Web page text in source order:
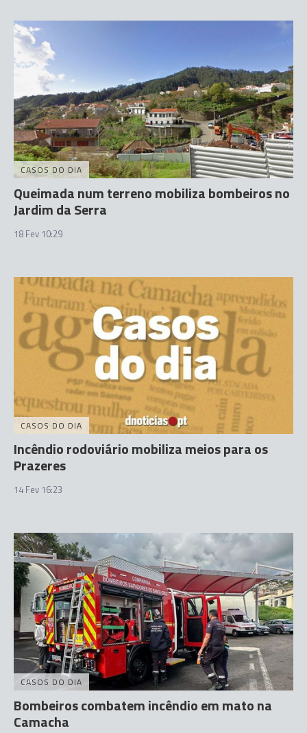
CASOS DO DIA
Queimada num terreno mobiliza bombeiros no
Jardim da Serra
18 Fev 10:29
CASOS DO DIA
Incêndio rodoviário mobiliza meios para os
Prazeres
14 Fev 16:23
CASOS DO DIA
Bombeiros combatem incêndio em mato na
Camacha